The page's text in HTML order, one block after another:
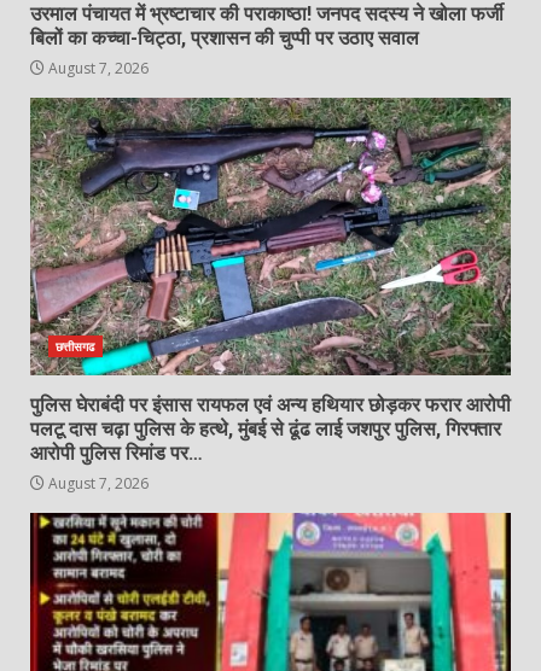
6
गिरजाबंद हनुमान मंदिर परिसर में वृद्ध का शव
मिलने से सनसनी, पुलिस जांच में जुटी…
7
डीआईजी एवं एसएसपी डाॅ. लाल उमेद सिंह ने
ली अपराध समीक्षा बैठक, लंबित प्रकरणों के
शीघ्र निराकरण एवं प्रभावी पुलिसिंग के दिए
निर्देश
August 7, 2026
उरमाल पंचायत में भ्रष्टाचार की पराकाष्ठा! जनपद सदस्य ने खोला फर्जी
बिलों का कच्चा-चिट्ठा, प्रशासन की चुप्पी पर उठाए सवाल
August 7, 2026
छत्तीसगढ
पुलिस घेराबंदी पर इंसास रायफल एवं अन्य हथियार छोड़कर फरार आरोपी
पलटू दास चढ़ा पुलिस के हत्थे, मुंबई से ढूंढ लाई जशपुर पुलिस, गिरफ्तार
आरोपी पुलिस रिमांड पर…
August 7, 2026